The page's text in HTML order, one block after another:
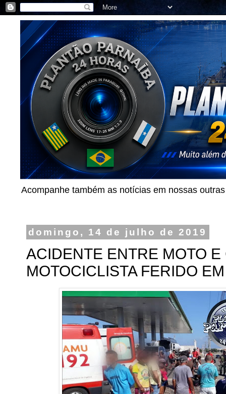
Acompanhe também as notícias em nossas
domingo, 14 de julho de 2019
ACIDENTE ENTRE MOTO
MOTOCICLISTA FERIDO